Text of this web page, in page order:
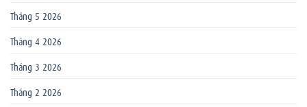
Tháng 5 2026
Tháng 4 2026
Tháng 3 2026
Tháng 2 2026